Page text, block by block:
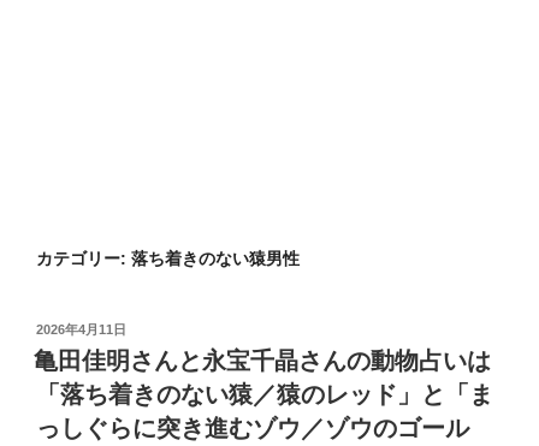
カテゴリー: 落ち着きのない猿男性
投
稿
日:
2026年4月11日
亀田佳明さんと永宝千晶さんの動物占いは
「落ち着きのない猿／猿のレッド」と「ま
っしぐらに突き進むゾウ／ゾウのゴール